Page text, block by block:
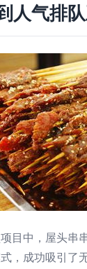
人气排
目中，屋头串
，成功吸引了